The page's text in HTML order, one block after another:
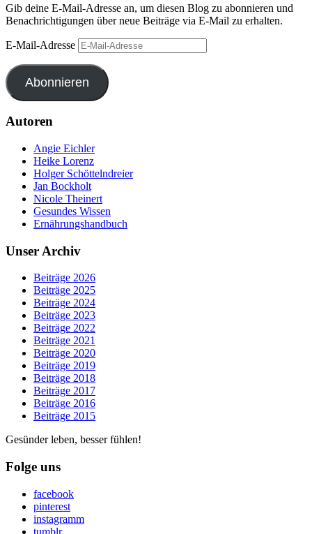
Gib deine E-Mail-Adresse an, um diesen Blog zu abonnieren und
Benachrichtigungen über neue Beiträge via E-Mail zu erhalten.
E-Mail-Adresse
Abonnieren
Autoren
Angie Eichler
Heike Lorenz
Holger Schöttelndreier
Jan Bockholt
Nicole Theinert
Gesundes Wissen
Ernährungshandbuch
Unser Archiv
Beiträge 2026
Beiträge 2025
Beiträge 2024
Beiträge 2023
Beiträge 2022
Beiträge 2021
Beiträge 2020
Beiträge 2019
Beiträge 2018
Beiträge 2017
Beiträge 2016
Beiträge 2015
Gesünder leben, besser fühlen!
Folge uns
facebook
pinterest
instagramm
tumblr